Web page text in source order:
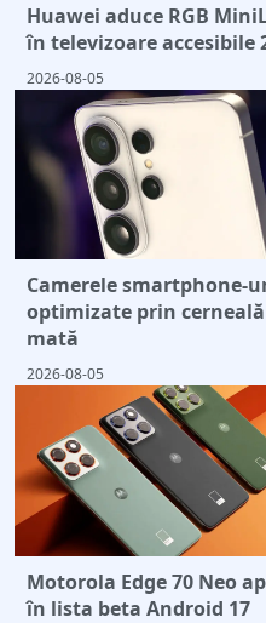
Huawei aduce RGB
în televizoare accesibile
2026-08-05
Camerele smartphone-
optimizate prin cerneală
mată
2026-08-05
Motorola Edge 70 Neo
în lista beta Android 17